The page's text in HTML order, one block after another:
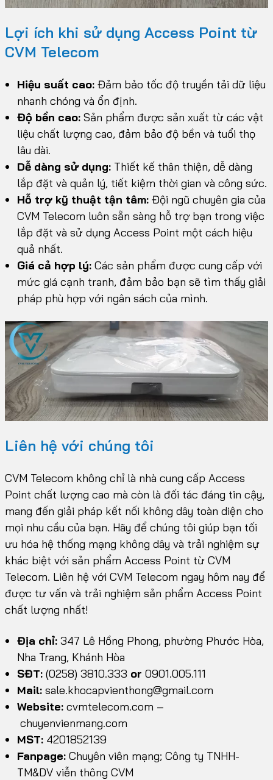
Lợi ích khi sử dụng Access Point từ
CVM Telecom
Hiệu suất cao: Đảm bảo tốc độ truyền tải dữ liệu
nhanh chóng và ổn định.
Độ bền cao: Sản phẩm được sản xuất từ các vật
liệu chất lượng cao, đảm bảo độ bền và tuổi thọ
lâu dài.
Dễ dàng sử dụng: Thiết kế thân thiện, dễ dàng
lắp đặt và quản lý, tiết kiệm thời gian và công sức.
Hỗ trợ kỹ thuật tận tâm: Đội ngũ chuyên gia của
CVM Telecom luôn sẵn sàng hỗ trợ bạn trong việc
lắp đặt và sử dụng Access Point một cách hiệu
quả nhất.
Giá cả hợp lý: Các sản phẩm được cung cấp với
mức giá cạnh tranh, đảm bảo bạn sẽ tìm thấy giải
pháp phù hợp với ngân sách của mình.
Liên hệ với chúng tôi
CVM Telecom không chỉ là nhà cung cấp Access
Point chất lượng cao mà còn là đối tác đáng tin cậy,
mang đến giải pháp kết nối không dây toàn diện cho
mọi nhu cầu của bạn. Hãy để chúng tôi giúp bạn tối
ưu hóa hệ thống mạng không dây và trải nghiệm sự
khác biệt với sản phẩm Access Point từ CVM
Telecom. Liên hệ với CVM Telecom ngay hôm nay để
được tư vấn và trải nghiệm sản phẩm Access Point
chất lượng nhất!
Địa chỉ: 347 Lê Hồng Phong, phường Phước Hòa,
Nha Trang, Khánh Hòa
SĐT: (0258) 3810.333 or 0901.005.111
Mail: sale.khocapvienthong@gmail.com
Website: cvmtelecom.com –
chuyenvienmang.com
MST: 4201852139
Fanpage: Chuyên viên mạng; Công ty TNHH-
TM&DV viễn thông CVM